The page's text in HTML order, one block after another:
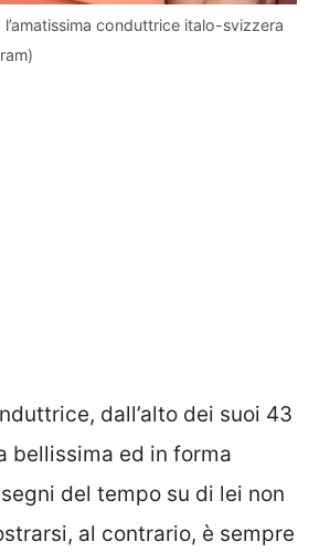
l’amatissima conduttrice italo-svizzera
dall’alto dei suoi 43
bellissima ed in forma
del tempo su di lei non
al contrario, è sempre